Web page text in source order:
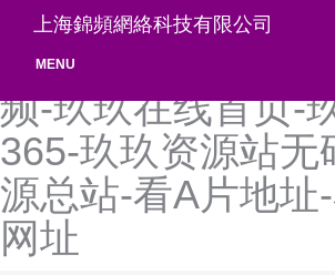
玖玖在线精品-玖
频-玖玖在线视-玖
频-玖玖在线首页-
365-玖玖资源站无
源总站-看A片地址
网址
上海錦頻網絡科技有限公司
MENU